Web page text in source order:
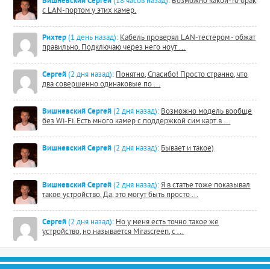
с LAN-портом у этих камер.
Рихтер (1 день назад): Кабель проверял LAN-тестером - обжат
правильно. Подключаю через него ноут ...
Сергей (2 дня назад): Понятно, Спасибо! Просто странно, что
два совершенно одинаковые по ...
Вишневский Сергей (2 дня назад): Возможно модель вообще
без Wi-Fi. Есть много камер с поддержкой сим карт в ...
Вишневский Сергей (2 дня назад): Бывает и такое)
Вишневский Сергей (2 дня назад): Я в статье тоже показывал
такое устройство. Да, это могут быть просто ...
Сергей (2 дня назад): Но у меня есть точно такое же
устройство, но называется Mirascreen, с ...